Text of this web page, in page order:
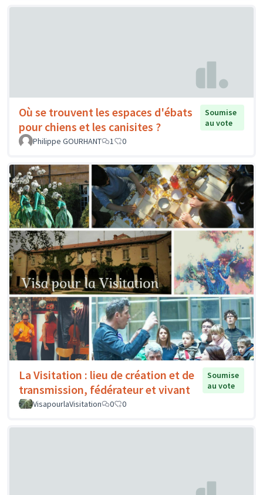
Où se trouvent les espaces d'ébats
pour chiens et les canisites ?
Soumise
au vote
Philippe GOURHANT
1 0
La Visitation : lieu de création et de
transmission, fédérateur et vivant
Soumise
au vote
VisapourlaVisitation
0 0